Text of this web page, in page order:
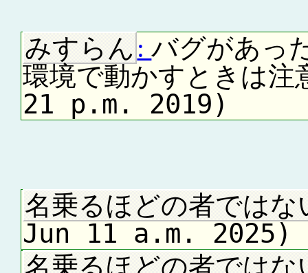
みすらん :バグがあっ
環境で動かすときは
21 p.m. 2019)
名乗るほどの者ではな
Jun 11 a.m. 2025)
名乗るほどの者ではな